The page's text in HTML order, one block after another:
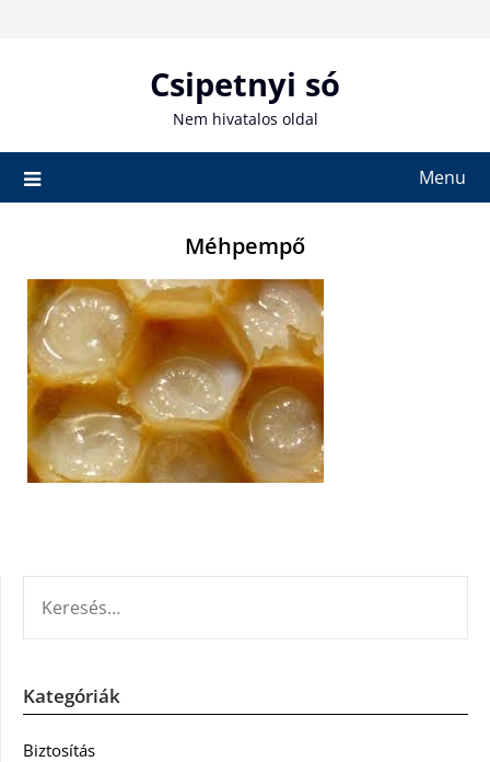
Csipetnyi só
Nem hivatalos oldal
Menu
Méhpempő
Kategóriák
Biztosítás